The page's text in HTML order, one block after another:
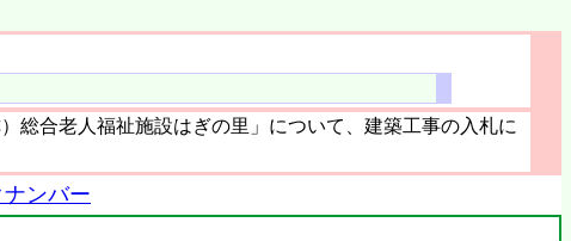
総合老人福祉施設はぎの里」について、建築工事の入札に
ンバー